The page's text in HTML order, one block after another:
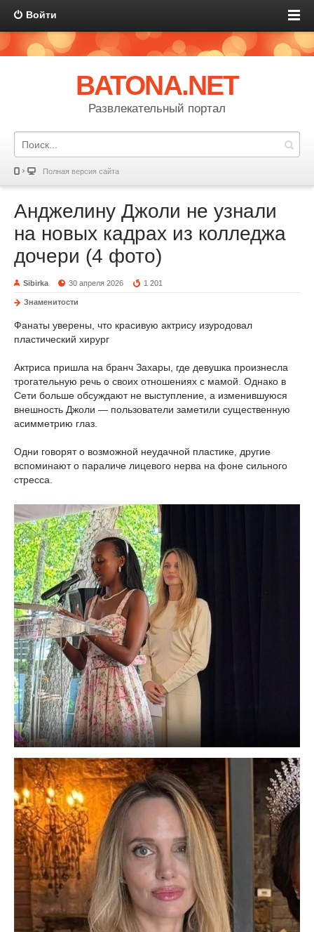
Войти
BATONA.NET
Развлекательный портал
Полная версия сайта
Анджелину Джоли не узнали
на новых кадрах из колледжа
дочери (4 фото)
Sibirka 30 апреля 2026 1 201
Знаменитости
Фанаты уверены, что красивую актрису изуродовал
пластический хирург
Актриса пришла на бранч Захары, где девушка произнесла
трогательную речь о своих отношениях с мамой. Однако в
Сети больше обсуждают не выступление, а изменившуюся
внешность Джоли — пользователи заметили существенную
асимметрию глаз.
Одни говорят о возможной неудачной пластике, другие
вспоминают о параличе лицевого нерва на фоне сильного
стресса.